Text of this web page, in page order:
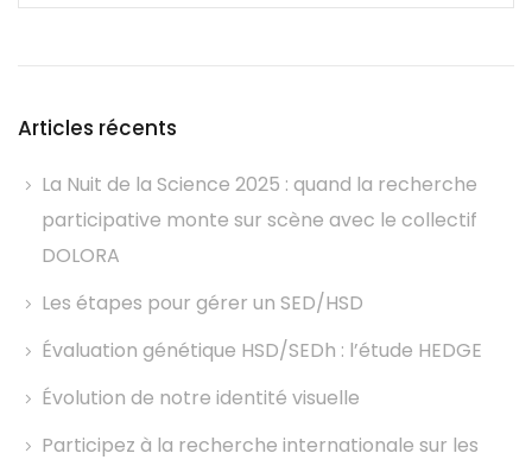
Articles récents
La Nuit de la Science 2025 : quand la recherche
participative monte sur scène avec le collectif
DOLORA
Les étapes pour gérer un SED/HSD
Évaluation génétique HSD/SEDh : l’étude HEDGE
Évolution de notre identité visuelle
Participez à la recherche internationale sur les